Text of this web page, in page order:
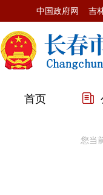
中国政府网 吉
首页
您当